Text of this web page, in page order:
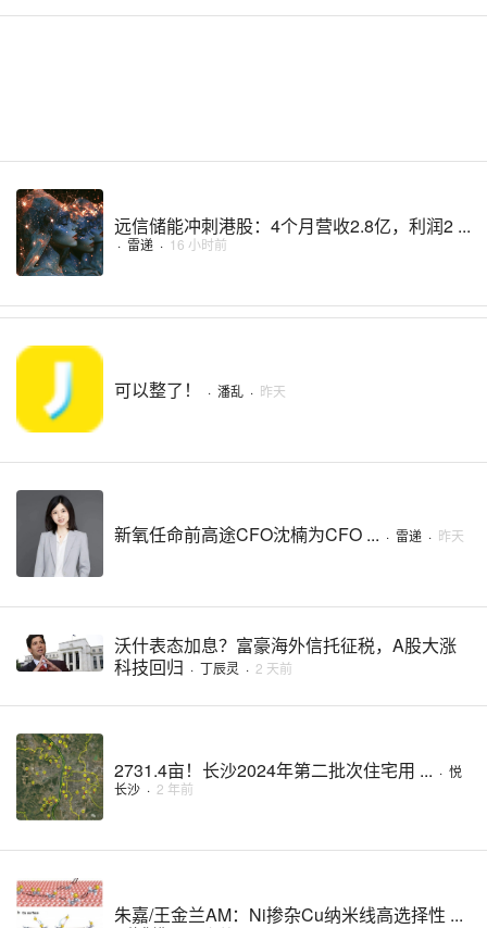
远信储能冲刺港股：4个月营收2.8亿，利润2 ...
· 雷递 · 16 小时前
可以整了！ · 潘乱 · 昨天
新氧任命前高途CFO沈楠为CFO ... · 雷递 · 昨天
沃什表态加息？富豪海外信托征税，A股大涨
科技回归 · 丁辰灵 · 2 天前
2731.4亩！长沙2024年第二批次住宅用 ... · 悦
长沙 · 2 年前
朱嘉/王金兰AM：Ni掺杂Cu纳米线高选择性 ...